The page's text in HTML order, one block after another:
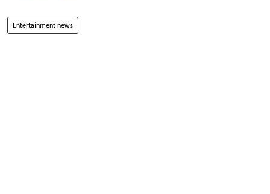
Entertainment news